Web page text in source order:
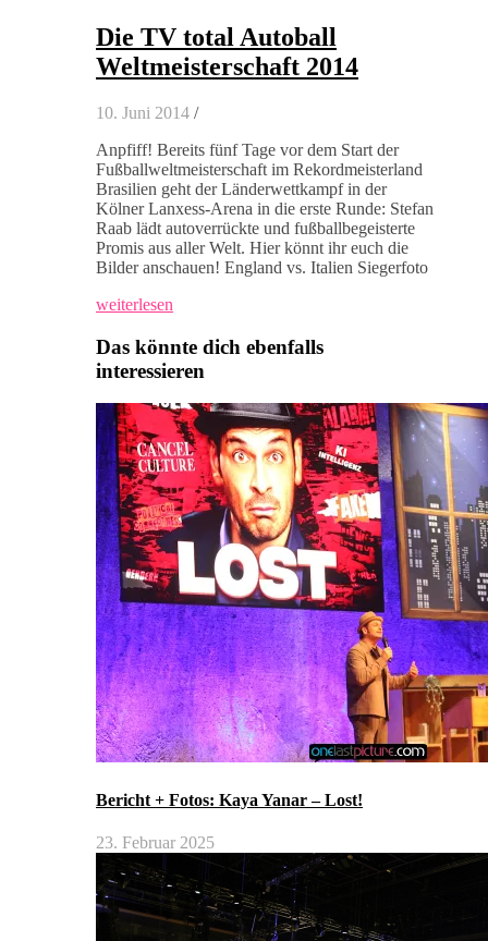
Die TV total Autoball
Weltmeisterschaft 2014
10. Juni 2014 /
Anpfiff! Bereits fünf Tage vor dem Start der
Fußballweltmeisterschaft im Rekordmeisterland
Brasilien geht der Länderwettkampf in der
Kölner Lanxess-Arena in die erste Runde: Stefan
Raab lädt autoverrückte und fußballbegeisterte
Promis aus aller Welt. Hier könnt ihr euch die
Bilder anschauen! England vs. Italien Siegerfoto
weiterlesen
Das könnte dich ebenfalls
interessieren
Bericht + Fotos: Kaya Yanar – Lost!
23. Februar 2025